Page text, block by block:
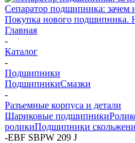
Сепаратор подшипника:
Покупка нового подшипника.
Главная
-
Каталог
-
Подшипники
ПодшипникиСмазки
-
Разъемные корпуса и детали
Шариковые подшипники
роликиПодшипники
-EBF SBPW 209 J